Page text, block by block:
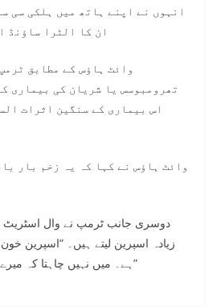
انہوں نے اپنے ہاتھ میں ہلکی سی
ان کا الٹرا ساؤنڈ
وائٹ ہاؤس کے مطابق
تھرومبوسس یا شریان کی بیماری
اس بیماری کے سنگین اثرات
وائٹ ہاؤس نے کہا کہ یہ زخم بار
دوسری جانب ٹرمپ نے وال اسٹریٹ
زیادہ اسپرین لیتے ہیں۔ “اسپرین
ہے۔ میں نہیں چاہتا کہ میرے دل میں گاڑھا خون بہے۔”